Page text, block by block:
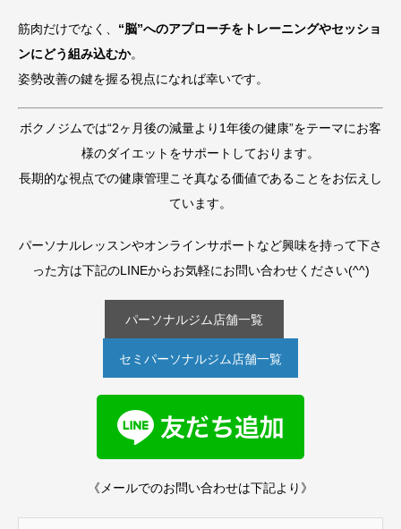
筋肉だけでなく、 “脳”へのアプローチをトレーニングやセッショ
ンにどう組み込むか。
姿勢改善の鍵を握る視点になれば幸いです。
ボクノジムでは“2ヶ月後の減量より1年後の健康”をテーマにお客
様のダイエットをサポートしております。
長期的な視点での健康管理こそ真なる価値であることをお伝えし
ています。
パーソナルレッスンやオンラインサポートなど興味を持って下さ
った方は下記のLINEからお気軽にお問い合わせください(^^)
パーソナルジム店舗一覧
セミパーソナルジム店舗一覧
《メールでのお問い合わせは下記より》